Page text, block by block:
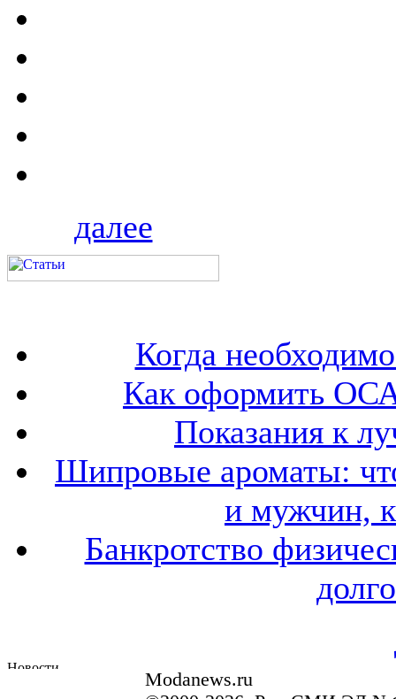
далее
Когда
Как оформить
Показания к
Шипровые ароматы:
и мужчин,
Банкротство
Modanews.ru